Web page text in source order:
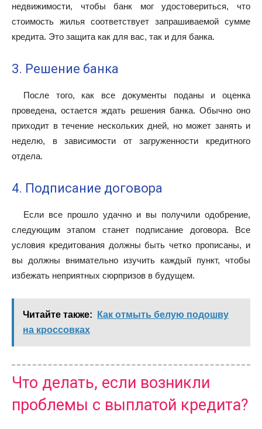
недвижимости, чтобы банк мог удостовериться, что
стоимость жилья соответствует запрашиваемой сумме
кредита. Это защита как для вас, так и для банка.
3. Решение банка
После того, как все документы поданы и оценка
проведена, остается ждать решения банка. Обычно оно
приходит в течение нескольких дней, но может занять и
неделю, в зависимости от загруженности кредитного
отдела.
4. Подписание договора
Если все прошло удачно и вы получили одобрение,
следующим этапом станет подписание договора. Все
условия кредитования должны быть четко прописаны, и
вы должны внимательно изучить каждый пункт, чтобы
избежать неприятных сюрпризов в будущем.
Читайте также:
Как отмыть белую подошву
на кроссовках
Что делать, если возникли
проблемы с выплатой кредита?